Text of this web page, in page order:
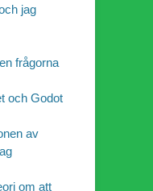
jag
frågorna
och Godot
av
om att